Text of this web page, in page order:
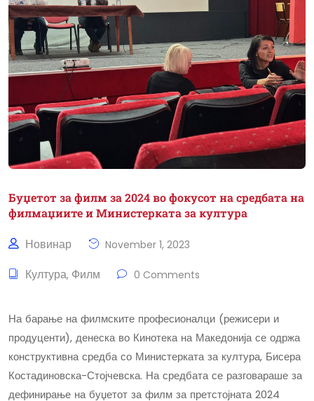
Буџетот за филм за 2024 во фокусот на средбата на
филмаџиите и Министерката за култура
Новинар November 1, 2023
Култура, Филм 0 Comments
На барање на филмските професионалци (режисери и
продуценти), денеска во Кинотека на Македонија се одржа
конструктивна средба со Министерката за култура, Бисера
Костадиновска-Стојчевска. На средбата се разговараше за
дефинирање на буџетот за филм за претстојната 2024